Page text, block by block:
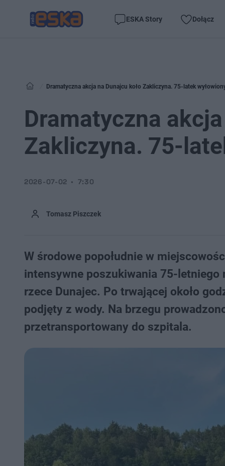
ESKA Story Dołącz
Dramatyczna akcja na Dunajcu koło Zakliczyna. 75-latek
Dramatyczna
Zakliczyna. 75-
Tomasz Piszczek
2026-07-02 7:30
W środowe popołudnie w
intensywne poszukiwania 75-letniego
rzece Dunajec. Po trwającej około
podjęty z wody. Na brzegu
przetransportowany do szpitala.